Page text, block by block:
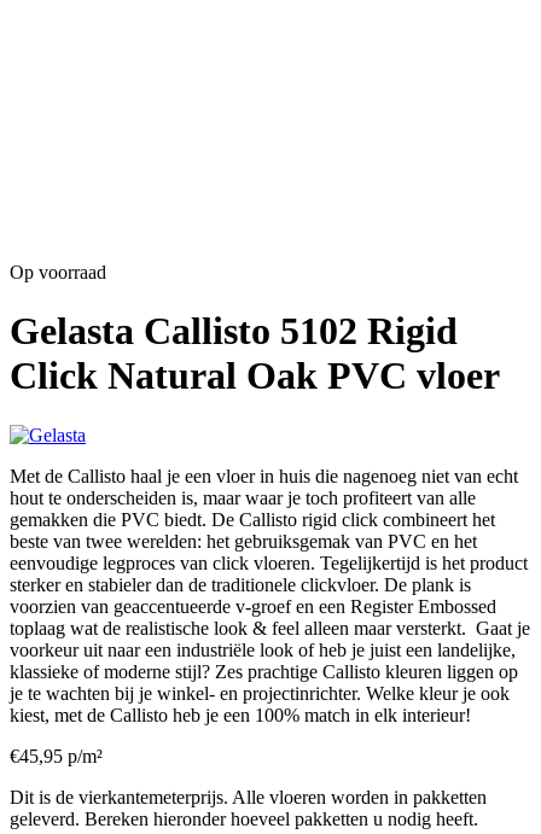
Op voorraad
Gelasta Callisto 5102 Rigid
Click Natural Oak PVC vloer
Met de Callisto haal je een vloer in huis die nagenoeg niet van echt
hout te onderscheiden is, maar waar je toch profiteert van alle
gemakken die PVC biedt. De Callisto rigid click combineert het
beste van twee werelden: het gebruiksgemak van PVC en het
eenvoudige legproces van click vloeren. Tegelijkertijd is het product
sterker en stabieler dan de traditionele clickvloer. De plank is
voorzien van geaccentueerde v-groef en een Register Embossed
toplaag wat de realistische look & feel alleen maar versterkt. Gaat je
voorkeur uit naar een industriële look of heb je juist een landelijke,
klassieke of moderne stijl? Zes prachtige Callisto kleuren liggen op
je te wachten bij je winkel- en projectinrichter. Welke kleur je ook
kiest, met de Callisto heb je een 100% match in elk interieur!
€45,95 p/m²
Dit is de vierkantemeterprijs. Alle vloeren worden in pakketten
geleverd. Bereken hieronder hoeveel pakketten u nodig heeft.